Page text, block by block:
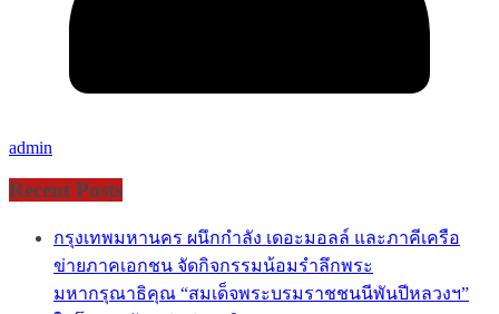
admin
Recent Posts
กรุงเทพมหานคร ผนึกกำลัง เดอะมอลล์ และภาคีเครือ
ข่ายภาคเอกชน จัดกิจกรรมน้อมรำลึกพระ
มหากรุณาธิคุณ “สมเด็จพระบรมราชชนนีพันปีหลวงฯ”